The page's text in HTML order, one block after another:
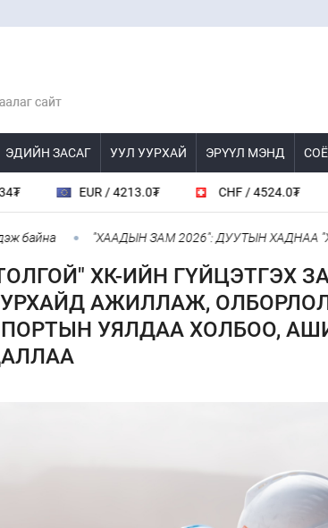
ЭДИЙН ЗАСАГ УУЛ УУРХАЙ ЭРҮҮЛ МЭНД
EUR / 4213.0₮ CHF / 4524.0₮
​"ХААДЫН ЗАМ 2026": ДУУТЫН ХАДНАА
ХК-ИЙН ГҮЙЦЭТГЭХ
АЖИЛЛАЖ,
УЯЛДАА ХОЛБОО,